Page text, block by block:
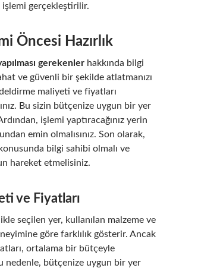
işlemi gerçekleştirilir.
Öncesi Hazırlık
gerekenler hakkında bilgi
ve güvenli bir şekilde atlatmanızı
maliyeti ve fiyatları
Bu sizin bütçenize uygun bir yer
işlemi yaptıracağınız yerin
emin olmalısınız. Son olarak,
bilgi sahibi olmalı ve
hareket etmelisiniz.
ve Fiyatları
seçilen yer, kullanılan malzeme ve
göre farklılık gösterir. Ancak
ortalama bir bütçeyle
nedenle, bütçenize uygun bir yer